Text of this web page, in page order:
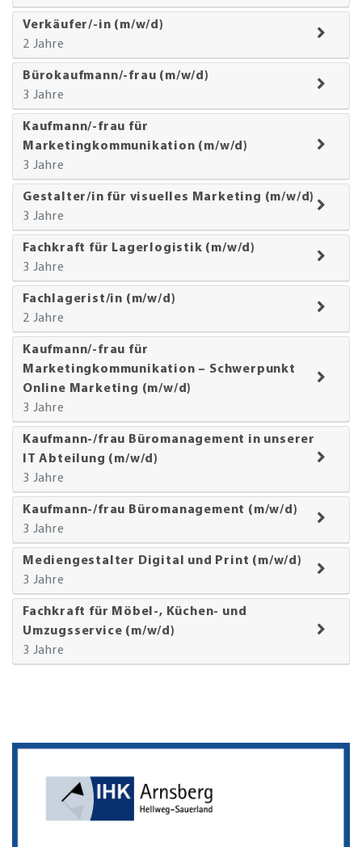
Verkäufer/-in (m/w/d)
2 Jahre
Bürokaufmann/-frau (m/w/d)
3 Jahre
Kaufmann/-frau für
Marketingkommunikation (m/w/d)
3 Jahre
Gestalter/in für visuelles Marketing (m/w/d)
3 Jahre
Fachkraft für Lagerlogistik (m/w/d)
3 Jahre
Fachlagerist/in (m/w/d)
2 Jahre
Kaufmann/-frau für
Marketingkommunikation – Schwerpunkt
Online Marketing (m/w/d)
3 Jahre
Kaufmann-/frau Büromanagement in unserer
IT Abteilung (m/w/d)
3 Jahre
Kaufmann-/frau Büromanagement (m/w/d)
3 Jahre
Mediengestalter Digital und Print (m/w/d)
3 Jahre
Fachkraft für Möbel-, Küchen- und
Umzugsservice (m/w/d)
3 Jahre